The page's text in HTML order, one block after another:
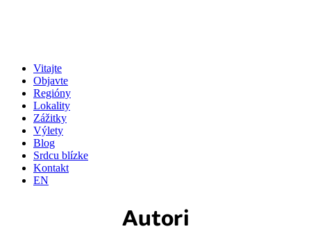
Vitajte
Objavte
Regióny
Lokality
Zážitky
Výlety
Blog
Srdcu blízke
Kontakt
EN
Autori